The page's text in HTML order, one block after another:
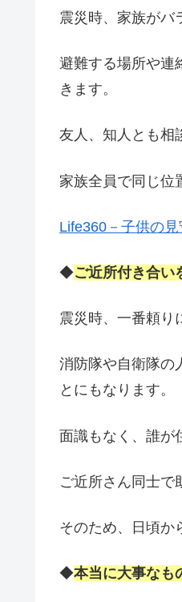
震災時、家族がバ
避難する場所や連
きます。
友人、知人とも相
家族全員で同じ位
Life360－子供の見
◆ご近所付き合い
震災時、一番頼り
消防隊や自衛隊の
とにもなります。
面識もなく、誰が
ご近所さん同士で
そのため、日頃か
◆本当に大事なも